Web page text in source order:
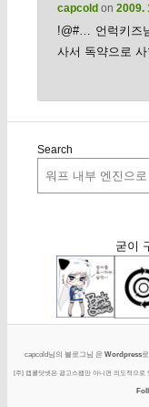
capcold on 2009.
!@#… 언럭키즈
사서 독약으로
Search
굳이
capcold님의 블로그님 은 Wordpress
[주] 캡콜닷넷은 광고스팸만 아니면 의도적으로